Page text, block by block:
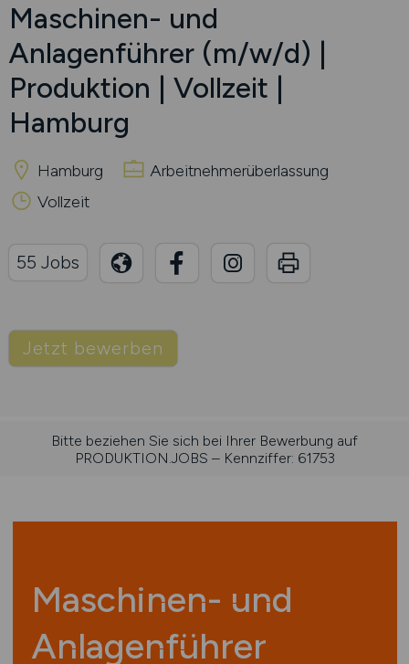
Maschinen- und
Anlagenführer (m/w/d) |
Produktion | Vollzeit |
Hamburg
Hamburg
Arbeitnehmerüberlassung
Vollzeit
Jetzt bewerben
55 Jobs
Bitte beziehen Sie sich bei Ihrer Bewerbung auf
PRODUKTION.JOBS – Kennziffer: 61753
Maschinen- und
Anlagenführer